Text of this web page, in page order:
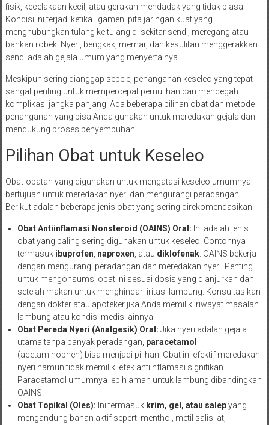
fisik, kecelakaan kecil, atau gerakan mendadak yang tidak biasa.
Kondisi ini terjadi ketika ligamen, pita jaringan kuat yang
menghubungkan tulang ke tulang di sekitar sendi, meregang atau
bahkan robek. Nyeri, bengkak, memar, dan kesulitan menggerakkan
sendi adalah gejala umum yang menyertainya.
Meskipun sering dianggap sepele, penanganan keseleo yang tepat
sangat penting untuk mempercepat pemulihan dan mencegah
komplikasi jangka panjang. Ada beberapa pilihan obat dan metode
penanganan yang bisa Anda gunakan untuk meredakan gejala dan
mendukung proses penyembuhan.
Pilihan Obat untuk Keseleo
Obat-obatan yang digunakan untuk mengatasi keseleo umumnya
bertujuan untuk meredakan nyeri dan mengurangi peradangan.
Berikut adalah beberapa jenis obat yang sering direkomendasikan:
Obat Antiinflamasi Nonsteroid (OAINS) Oral: Ini adalah jenis
obat yang paling sering digunakan untuk keseleo. Contohnya
termasuk ibuprofen, naproxen, atau diklofenak. OAINS bekerja
dengan mengurangi peradangan dan meredakan nyeri. Penting
untuk mengonsumsi obat ini sesuai dosis yang dianjurkan dan
setelah makan untuk menghindari iritasi lambung. Konsultasikan
dengan dokter atau apoteker jika Anda memiliki riwayat masalah
lambung atau kondisi medis lainnya.
Obat Pereda Nyeri (Analgesik) Oral: Jika nyeri adalah gejala
utama tanpa banyak peradangan, paracetamol
(acetaminophen) bisa menjadi pilihan. Obat ini efektif meredakan
nyeri namun tidak memiliki efek antiinflamasi signifikan.
Paracetamol umumnya lebih aman untuk lambung dibandingkan
OAINS.
Obat Topikal (Oles): Ini termasuk krim, gel, atau salepyang
mengandung bahan aktif seperti menthol, metil salisilat,